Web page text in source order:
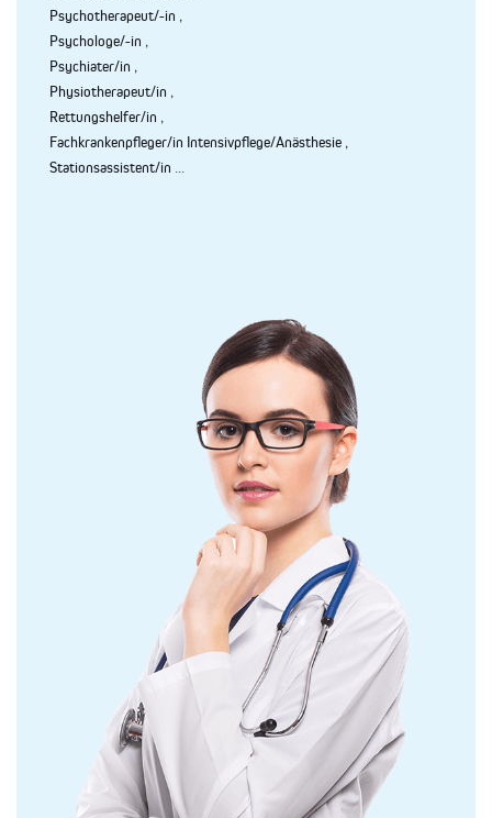
Psychotherapeut/-in ,
Psychologe/-in ,
Psychiater/in ,
Physiotherapeut/in ,
Rettungshelfer/in ,
Fachkrankenpfleger/in Intensivpflege/Anästhesie ,
Stationsassistent/in